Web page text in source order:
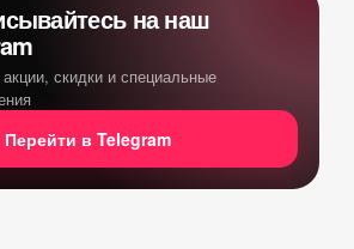
на наш
скидки и специальные
Перейти в Telegram